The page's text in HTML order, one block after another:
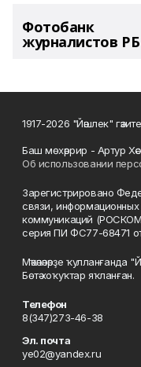
Фотобанк
журналистов РБ
1917-2026 "Йәшлек" гәзите
Баш мөхәррир - Артур
Об использовании
Зарегистрировано
связи,
коммуникаций
серия ПИ ФС77-68471
Мәҡәләләрҙе ҡулланғанда
Бөтә хоҡуҡтар яҡланған.
Телефон
8(347)273-46-38
Эл. почта
ye02@yandex.ru